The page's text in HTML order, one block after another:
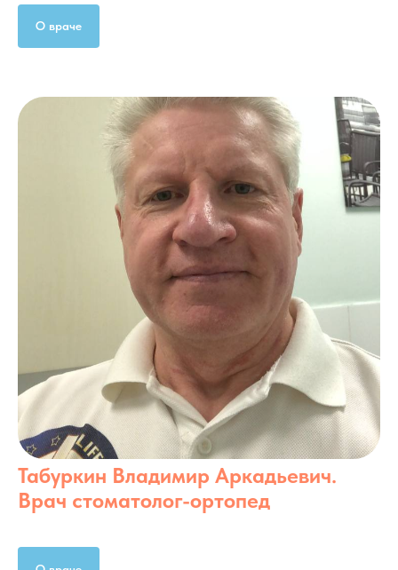
О враче
Табуркин Владимир Аркадьевич.
Врач стоматолог-ортопед